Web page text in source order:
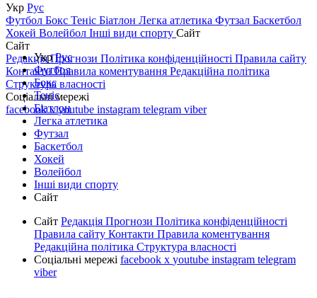
Укр Рус
Футбол Бокс Теніс Біатлон Легка атлетика Футзал Баскетбол
Хокей Волейбол Інші види спорту Сайт
Сайт
РедакціяПрогнози Політика конфіденційності Правила сайту
КонтактиПравила коментування Редакційна політика
Структура власності
Соціальні мережі
facebookxyoutube instagram telegram viber
УкрРус
Футбол
Бокс
Теніс
Біатлон
Легка атлетика
Футзал
Баскетбол
Хокей
Волейбол
Інші види спорту
Сайт
Сайт Редакція Прогнози Політика конфіденційності
Правила сайту Контакти Правила коментування
Редакційна політика Структура власності
Соціальні мережі facebook x youtube instagram telegram
viber